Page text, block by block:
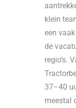
klein
een
de
regio’s.
37–40
meestal